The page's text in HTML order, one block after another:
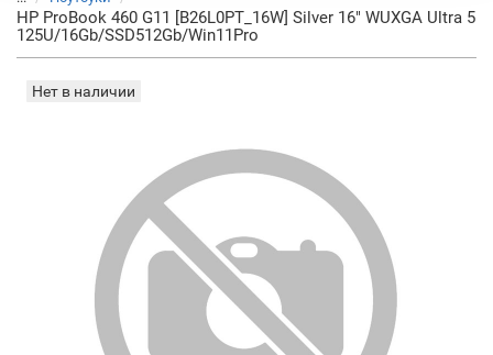
HP ProBook 460 G11 [B26L0PT_16W] Silver 16" WUXGA Ultra 5
125U/16Gb/SSD512Gb/Win11Pro
Нет в наличии